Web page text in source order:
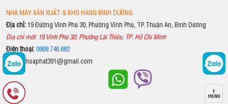
NHÀ MÁY SẢN XUẤT & KHO HÀNG BÌNH DƯƠNG
Địa chỉ:19 Đường Vĩnh Phú 30, Phường Vĩnh Phú, TP.Thuận An, Bình Dương
Địa chỉ mới: 19 Vĩnh Phú 30, Phường Lái Thiêu, TP. Hồ Chí Minh
Điện thoại:0909.746.682
Email:hoaphat391@gmail.com